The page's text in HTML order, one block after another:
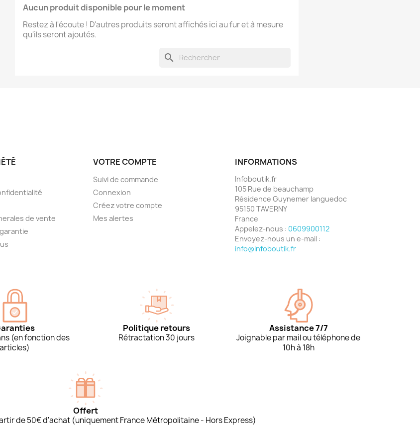
Aucun produit disponible pour le moment
Restez à l'écoute ! D'autres produits seront affichés ici au fur et à mesure
qu'ils seront ajoutés.
search
de vente
VOTRE COMPTE
Suivi de commande
Connexion
Créez votre compte
Mes alertes
INFORMATIONS
Infoboutik.fr
105 Rue de beauchamp
Résidence Guynemer languedoc
95150 TAVERNY
France
Appelez-nous : 0609900112
Envoyez-nous un e-mail :
info@infoboutik.fr
(en fonction des
articles)
Politique retours
Rétractation 30 jours
Assistance 7/7
Joignable par mail ou téléphone de
10h à 18h
Offert
de 50€ d'achat (uniquement France Métropolitaine - Hors Express)